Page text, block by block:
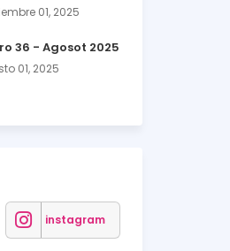
01, 2025
36 - Agosot 2025
01, 2025
instagram